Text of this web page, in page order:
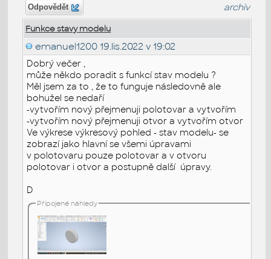
Odpovědět archiv
Funkce stavy modelu
emanuel1200 19.lis.2022 v 19:02
Dobrý večer ,
může někdo poradit s funkcí stav modelu ?
Měl jsem za to , že to funguje následovně ale
bohužel se nedaří
-vytvořím nový přejmenuji polotovar a vytvořím
-vytvořím nový přejmenuji otvor a vytvořím otvor
Ve výkrese výkresový pohled - stav modelu- se
zobrazí jako hlavní se všemi úpravami
v polotovaru pouze polotovar a v otvoru
polotovar i otvor a postupně další úpravy.
D
Připojené náhledy